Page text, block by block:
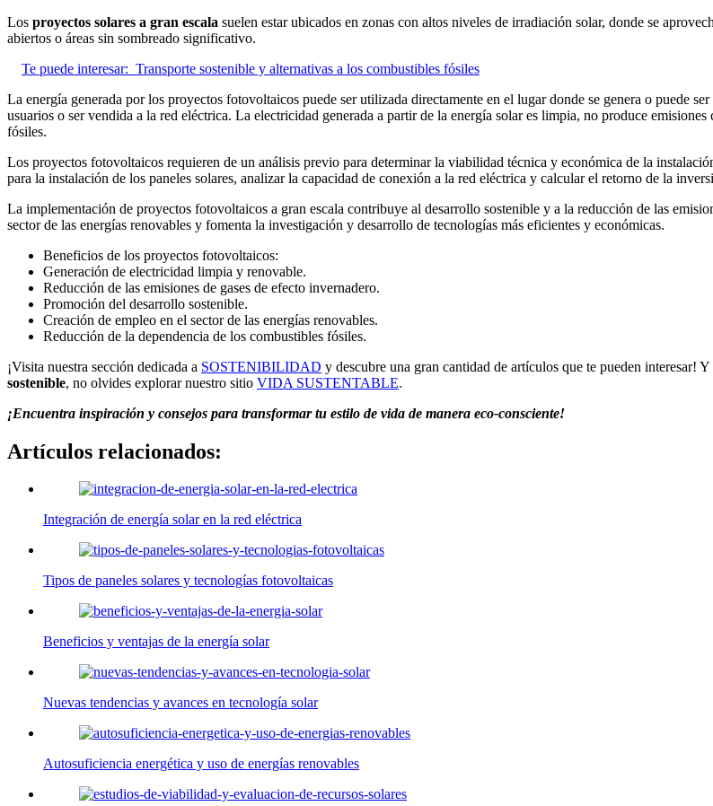
Los proyectos solares a gran escala suelen estar ubicados en zonas con altos niveles de irradiación solar, donde se
abiertos o áreas sin sombreado significativo.
Te puede interesar: Transporte sostenible y alternativas a los combustibles fósiles
La energía generada por los proyectos fotovoltaicos puede ser utilizada directamente en el lugar donde se genera o puede
usuarios o ser vendida a la red eléctrica. La electricidad generada a partir de la energía solar es limpia, no produce
fósiles.
Los proyectos fotovoltaicos requieren de un análisis previo para determinar la viabilidad técnica y económica de la
para la instalación de los paneles solares, analizar la capacidad de conexión a la red eléctrica y calcular el retorno de la
La implementación de proyectos fotovoltaicos a gran escala contribuye al desarrollo sostenible y a la reducción de las
sector de las energías renovables y fomenta la investigación y desarrollo de tecnologías más eficientes y económicas.
Beneficios de los proyectos fotovoltaicos:
Generación de electricidad limpia y renovable.
Reducción de las emisiones de gases de efecto invernadero.
Promoción del desarrollo sostenible.
Creación de empleo en el sector de las energías renovables.
Reducción de la dependencia de los combustibles fósiles.
¡Visita nuestra sección dedicada a SOSTENIBILIDAD y descubre una gran cantidad de artículos que te pueden interesar!
sostenible, no olvides explorar nuestro sitio VIDA SUSTENTABLE.
¡Encuentra inspiración y consejos para transformar tu estilo de vida de manera eco-consciente!
Artículos relacionados:
Integración de energía solar en la red eléctrica
Tipos de paneles solares y tecnologías fotovoltaicas
Beneficios y ventajas de la energía solar
Nuevas tendencias y avances en tecnología solar
Autosuficiencia energética y uso de energías renovables